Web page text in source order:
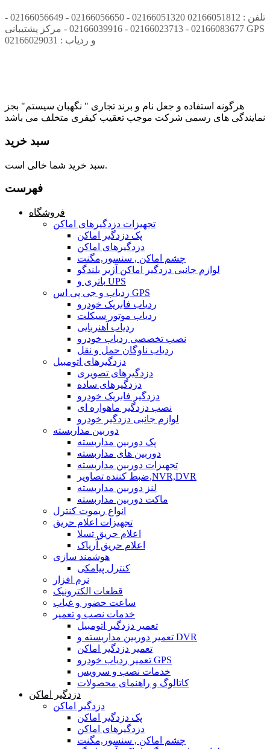
تلفن : 02166051812 02166051320 - 02166056650 - 02166056649 -
02166083677 - 02166023713 - 02166039916 - مرکز پشتیبانی GPS
و ردیاب : 02166029031
هرگونه استفاده و جعل نام و برند تجاری " نگهبان سیستم" بجز
نمایندگی های رسمی شرکت موجب تعقیب کیفری متخلف می باشد
سبد خرید
سبد خرید شما خالی است.
فهرست
فروشگاه
تجهیزات دزدگیرهای اماکن
پک دزدگیر اماکن
دزدگیرهای اماکن
چشم اماکن , سنسور,مگنت
لوازم جانبی دزدگیر اماکن آژیر بلندگو
باتری و UPS
ردیاب و جی پی اس GPS
ردیاب فابریک خودرو
ردیاب موتور سیکلت
ردیاب آهنربایی
نصب تخصصی ردیاب خودرو
ردیاب ناوگان حمل و نقل
دزدگیرهای اتومبیل
دزدگیرهای تصویری
دزدگیرهای ساده
دزدگیر فابریک خودرو
نصب دزدگیر ماهواره ای
لوازم جانبی دزدگیر خودرو
دوربین مداربسته
پک دوربین مداربسته
دوربین های مداربسته
تجهیزات دوربین مداربسته
ضبط کننده تصاویر,NVR,DVR
لنز دوربین مداربسته
ماکت دوربین مداربسته
انواع ریموت کنترل
تجهیزات اعلام حریق
اعلام حریق تسلا
اعلام حریق آریاک
هوشمند سازی
کنترل پیامکی
نرم افزار
قطعات الکترونیک
ساعت حضور و غیاب
خدمات نصب و تعمیر
تعمیر دزدگیر اتومبیل
تعمیر دوربین مداربسته و DVR
تعمیر دزدگیر اماکن
تعمیر ردیاب خودرو GPS
خدمات نصب و سرویس
کاتالوگ و راهنمای محصولات
دزدگیر اماکن
دزدگیر اماکن
پک دزدگیر اماکن
دزدگیرهای اماکن
چشم اماکن , سنسور,مگنت